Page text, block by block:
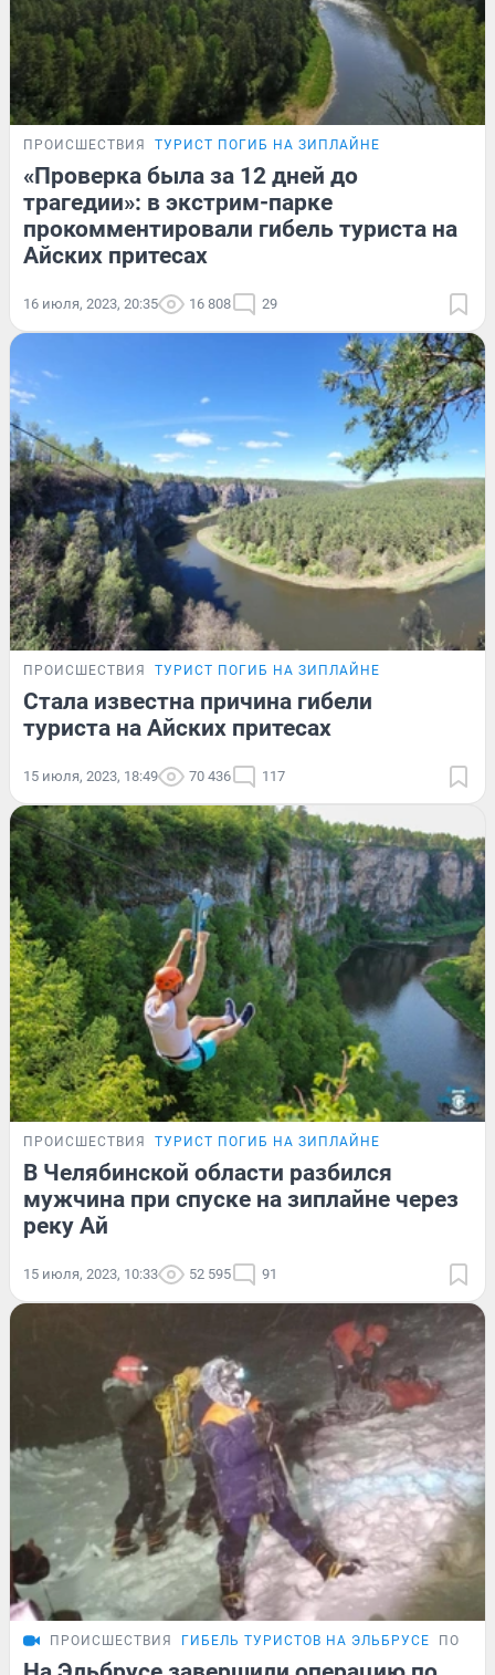
ПРОИСШЕСТВИЯ ТУРИСТ ПОГИБ НА ЗИПЛАЙНЕ
«Проверка была за 12 дней до
трагедии»: в экстрим-парке
прокомментировали гибель туриста на
Айских притесах
16 июля, 2023, 20:35 16 808 29
ПРОИСШЕСТВИЯ ТУРИСТ ПОГИБ НА ЗИПЛАЙНЕ
Стала известна причина гибели
туриста на Айских притесах
15 июля, 2023, 18:49 70 436 117
ПРОИСШЕСТВИЯ ТУРИСТ ПОГИБ НА ЗИПЛАЙНЕ
В Челябинской области разбился
мужчина при спуске на зиплайне через
реку Ай
15 июля, 2023, 10:33 52 595 91
ПРОИСШЕСТВИЯ ГИБЕЛЬ ТУРИСТОВ НА ЭЛЬБРУСЕ